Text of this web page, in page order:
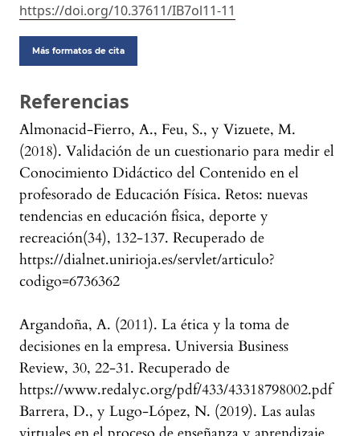
https://doi.org/10.37611/IB7ol11-11
Más formatos de cita
Referencias
Almonacid-Fierro, A., Feu, S., y Vizuete, M.
(2018). Validación de un cuestionario para medir el
Conocimiento Didáctico del Contenido en el
profesorado de Educación Física. Retos: nuevas
tendencias en educación física, deporte y
recreación(34), 132-137. Recuperado de
https://dialnet.unirioja.es/servlet/articulo?
codigo=6736362
Argandoña, A. (2011). La ética y la toma de
decisiones en la empresa. Universia Business
Review, 30, 22-31. Recuperado de
https://www.redalyc.org/pdf/433/43318798002.pdf
Barrera, D., y Lugo-López, N. (2019). Las aulas